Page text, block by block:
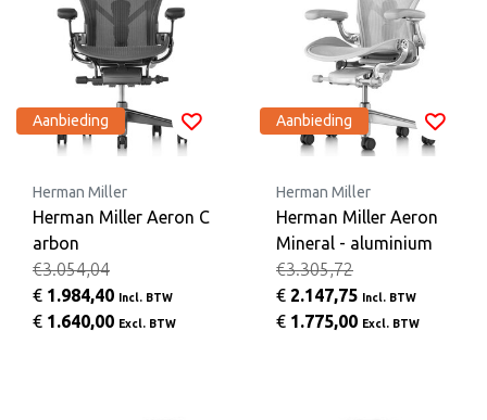
Aanbieding
Herman Miller
Herman Miller Aeron C
arbon
€3.054,04
€ 1.984,40 Incl. BTW
€ 1.640,00 Excl. BTW
Aanbieding
Herman Miller
Herman Miller Aeron
Mineral - aluminium
€3.305,72
€ 2.147,75 Incl. BTW
€ 1.775,00 Excl. BTW